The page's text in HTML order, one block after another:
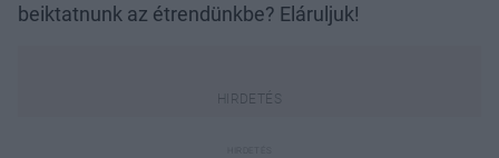
beiktatnunk az étrendünkbe? Eláruljuk!